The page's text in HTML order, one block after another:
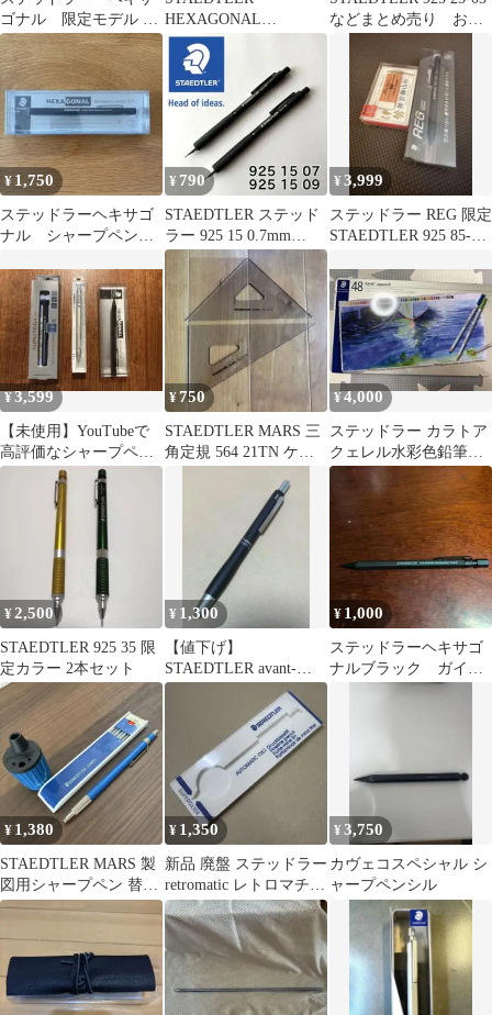
ゴナル 限定モデル バ
ージョン-2
HEXAGONAL
Mechanical Pencil
などまとめ売り おま
¥ 1,750
ステッドラーヘキサゴ
ナル シャープペンシ
¥ 790
STAEDTLER ステッド
ラー 925 15 0.7mm
0.9mm
¥3,999
ステッドラー REG 限定
STAEDTLER 925 85-
¥3,599
【未使用】YouTubeで
高評価なシャープペン
シル0.5mm 3本 箱あ
¥750
STAEDTLER MARS 三
角定規 564 21TN ケー
¥4,000
ステッドラー カラトア
クェレル水彩色鉛筆
48色
¥2,500
STAEDTLER 925 35 限
定カラー 2本セット
¥ 1,300
【値下げ】
STAEDTLER avant-
garde 多機能ボールペン
¥ 1,000
ステッドラーヘキサゴ
ナルブラック ガイド
パイプ折れ
¥ 1,380
STAEDTLER MARS 製
図用シャープペン 替芯
200E 鉛筆削り セット
¥ 1,350
新品 廃盤 ステッドラー
retromatic レトロマチッ
ク シャーペン 箱
¥3,750
カヴェコスペシャル シ
ャープペンシル